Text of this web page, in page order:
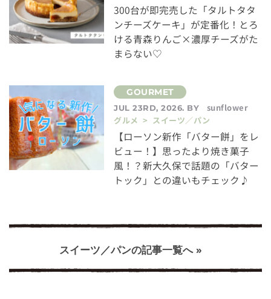
300台が即完売した「タルトタタ
ンチーズケーキ」が定番化！とろ
ける青森りんご×濃厚チーズがた
まらない♡
JUL 23RD, 2026. BY
sunflower
グルメ > スイーツ／パン
【ローソン新作「バター餅」をレ
ビュー！】思ったより焼き菓子
風！？新大久保で話題の「バター
トック」との違いもチェック♪
スイーツ／パンの記事一覧へ »